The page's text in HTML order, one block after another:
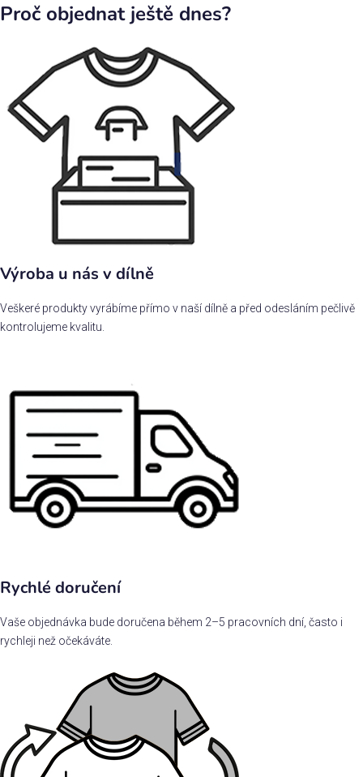
Proč objednat ještě dnes?
Výroba u nás v dílně
Veškeré produkty vyrábíme přímo v naší dílně a před odesláním pečlivě
kontrolujeme kvalitu.
Rychlé doručení
Vaše objednávka bude doručena během 2–5 pracovních dní, často i
rychleji než očekáváte.